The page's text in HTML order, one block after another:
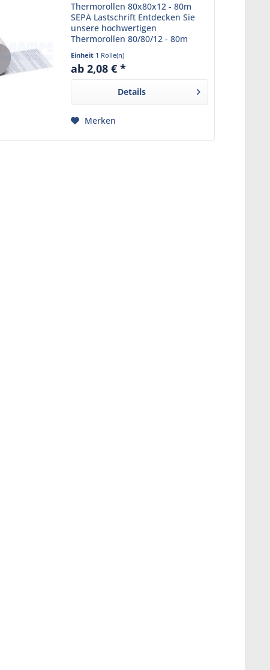
Thermorollen 80x80x12 - 80m
SEPA Lastschrift Entdecken Sie
unsere hochwertigen
Thermorollen 80/80/12 - 80m
SEPA Lastschrift , die ideal für
Kassensysteme mit
Lastschriftzahlung sind.
BPA-freiem...
Einheit 1 Rolle(n)
ab 2,08 € *
Details
Merken